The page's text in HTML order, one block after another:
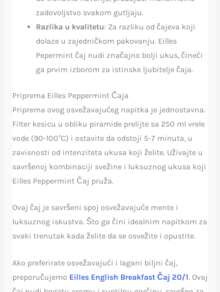
zadovoljstvo svakom gutljaju.
Razlika u kvalitetu: Za razliku od čajeva koji
dolaze u zajedničkom pakovanju. Eilles
Pepermint čaj nudi značajno bolji ukus, čineći
ga prvim izborom za istinske ljubitelje čaja.
Priprema Eilles Peppermint Čaja
Priprema ovog osvežavajućeg napitka je jednostavna.
Filter kesicu u obliku piramide prelijte sa 250 ml vrele
vode (90-100°C) i ostavite da odstoji 5-7 minuta, u
zavisnosti od intenziteta ukusa koji želite. Uživajte u
savršenoj kombinaciji svežine i luksuznog ukusa koji
Eilles Peppermint Čaj pruža.
Ovaj čaj je savršeni spoj osvežavajuće mente i
luksuznog iskustva. Što ga čini idealnim napitkom za
svaki trenutak kada želite da se osvežite i opustite.
Ako preferirate osvežavajući i lagani biljni čaj,
preporučujemo Eilles English Breakfast Čaj 20/1. Ovaj